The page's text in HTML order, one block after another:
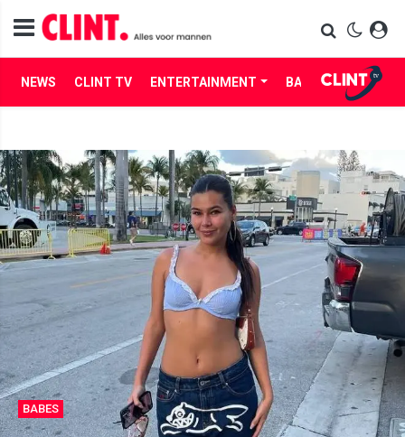
NEWS CLINT TV ENTERTAINMENT BABES LIFE
BABES